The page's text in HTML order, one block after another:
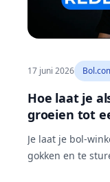
17 juni 2026
Hoe laat je
groeien tot
Je laat je bol-
gokken en te